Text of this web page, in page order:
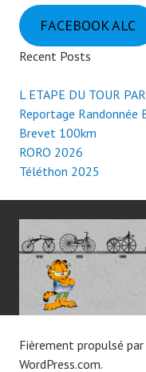
FACEBOOK ALC
Recent Posts
L ETAPE DU TOUR
Reportage Randonnée
Brevet 100km
RORO 2026
Téléthon 2025
Fièrement propulsé par
WordPress.com.